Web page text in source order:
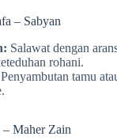
– Sabyan
Salawat dengan
rohani.
Penyambutan tamu
Maher Zain